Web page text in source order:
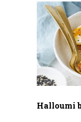
Halloumi